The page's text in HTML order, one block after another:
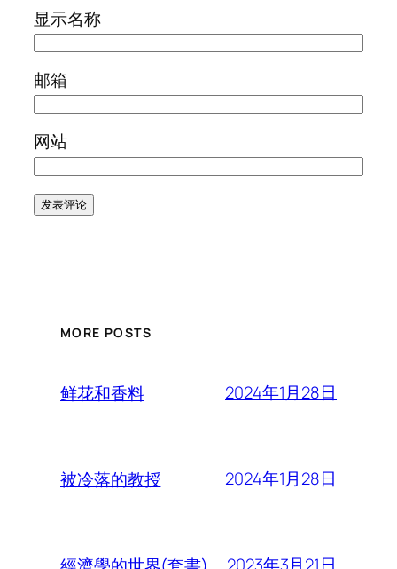
显示名称
邮箱
网站
MORE POSTS
鲜花和香料 2024年1月28日
被冷落的教授 2024年1月28日